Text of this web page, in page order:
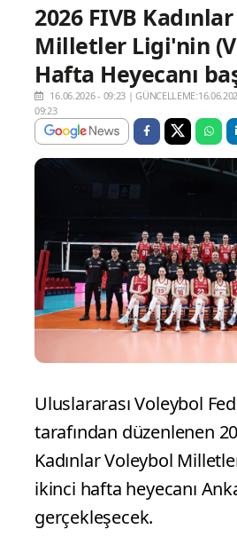
2026 FIVB
Milletler Ligi'nin
Hafta Heyecanı
16.06.2026 - 09:23 |
09:23
Uluslararası Voleybol
tarafından düzenlenen
Kadınlar Voleybol
ikinci hafta heyecanı
gerçekleşecek.